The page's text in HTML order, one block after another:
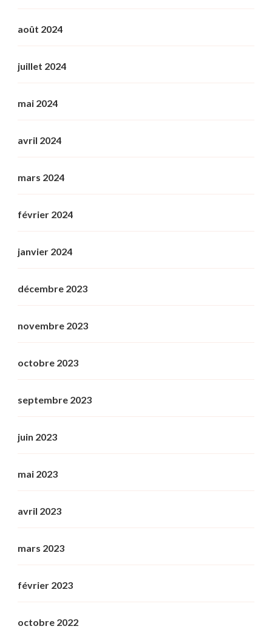
août 2024
juillet 2024
mai 2024
avril 2024
mars 2024
février 2024
janvier 2024
décembre 2023
novembre 2023
octobre 2023
septembre 2023
juin 2023
mai 2023
avril 2023
mars 2023
février 2023
octobre 2022